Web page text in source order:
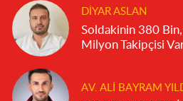
DIYAR ASLAN
Soldakinin 380
Milyon Takipçisi
AV. ALI BAYRAM